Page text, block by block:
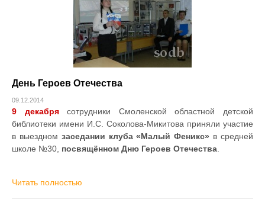
День Героев Отечества
09.12.2014
9 декабрясотрудники Смоленской областной детской
библиотеки имени И.С. Соколова-Микитова приняли участие
в выездном заседании клуба «Малый Феникс» в средней
школе №30, посвящённом Дню Героев Отечества.
Читать полностью